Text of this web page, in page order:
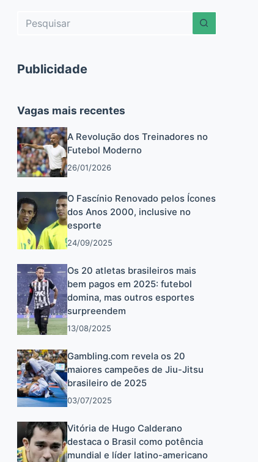
Sem
Publicidade
Vagas mais recentes
A Revolução dos Treinadores no
Futebol Moderno
26/01/2026
O Fascínio Renovado pelos Ícones
dos Anos 2000, inclusive no
esporte
24/09/2025
Os 20 atletas brasileiros mais
bem pagos em 2025: futebol
domina, mas outros esportes
surpreendem
13/08/2025
Gambling.com revela os 20
maiores campeões de Jiu-Jitsu
brasileiro de 2025
03/07/2025
Vitória de Hugo Calderano
destaca o Brasil como potência
mundial e líder latino-americano